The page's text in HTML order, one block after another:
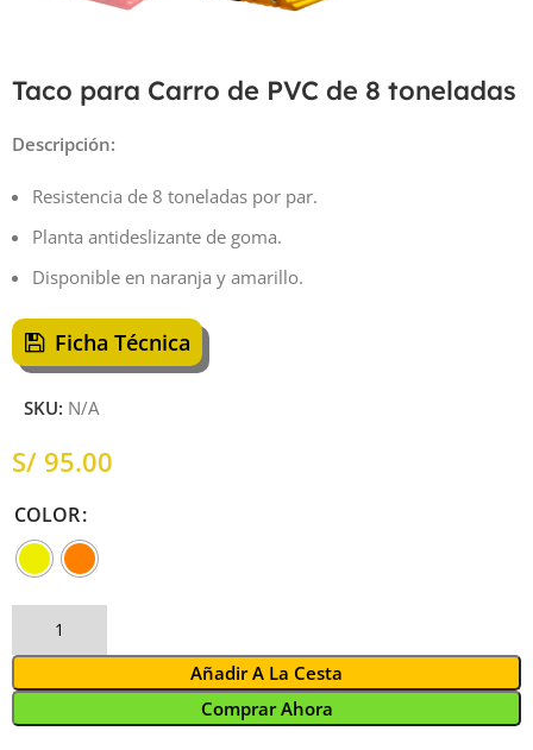
Taco para Carro de PVC de 8 toneladas
Descripción:
Resistencia de 8 toneladas por par.
Planta antideslizante de goma.
Disponible en naranja y amarillo.
Ficha Técnica
SKU: N/A
S/
COLOR
Añadir A La Cesta
Comprar Ahora